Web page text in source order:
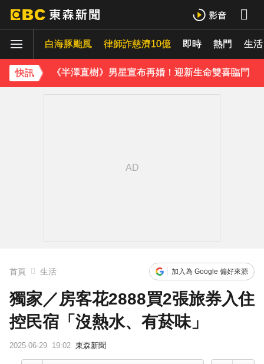
白海豚颱風 律師詐慈濟10億 即時 熱門 生活
快訊
白海豚颱風逼近 氣象署：本島發陸警機率低
《理財達人秀》X 安聯投信免費講座報名中！搶先卡位 2027
《半澤直樹》男星宣布再婚！迎新生命雙喜臨門
首頁 生活 加入為 Google 偏好來源
獨家／房客花2888買2張旅券入住
控民宿「沒熱水、有菸味」
2025-06-29 19:02 東森新聞